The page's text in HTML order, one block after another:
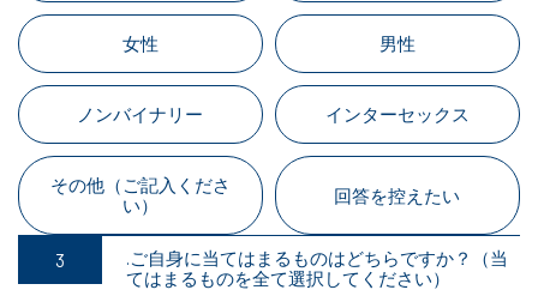
女性 男性
ノンバイナリー インターセックス
その他（ご記入くださ
い）
回答を控えたい
.ご自身に当てはまるものはどちらですか？（当
てはまるものを全て選択してください）